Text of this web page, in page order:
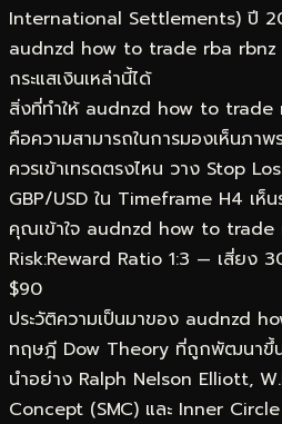
International Settlements) ปี
audnzd how to trade rba rbnz
กระแสเงินเหล่านี้ได้
สิ่งที่ทำให้ audnzd how to trade
คือความสามารถในการมองเห็นภา
ควรเข้าเทรดตรงไหน วาง Stop
GBP/USD ใน Timeframe H4 เ
คุณเข้าใจ audnzd how to
Risk:Reward Ratio 1:3 — เสี่ยง
$90
ประวัติความเป็นมาของ audnzd
ทฤษฎี Dow Theory ที่ถูกพัฒนาขึ้น
นำอย่าง Ralph Nelson Elliott,
Concept (SMC) และ Inner